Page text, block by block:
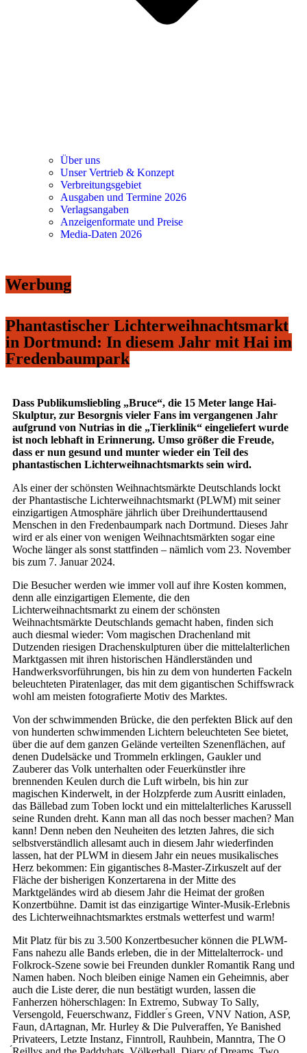
Über uns
Unser Vertrieb & Konzept
Verbreitungsgebiet
Ausgaben und Termine 2026
Verlagsangaben
Anzeigenformate und Preise
Media-Daten 2026
Werbung
Phantastischer Lichterweihnachtsmarkt
in Dortmund: In diesem Jahr mit Hai im
Fredenbaumpark
Dass Publikumsliebling „Bruce“, die 15 Meter lange Hai-
Skulptur, zur Besorgnis vieler Fans im vergangenen Jahr
aufgrund von Nutrias in die „Tierklinik“ eingeliefert wurde
ist noch lebhaft in Erinnerung. Umso größer die Freude,
dass er nun gesund und munter wieder ein Teil des
phantastischen Lichterweihnachtsmarkts sein wird.
Als einer der schönsten Weihnachtsmärkte Deutschlands lockt
der Phantastische Lichterweihnachtsmarkt (PLWM) mit seiner
einzigartigen Atmosphäre jährlich über Dreihunderttausend
Menschen in den Fredenbaumpark nach Dortmund. Dieses Jahr
wird er als einer von wenigen Weihnachtsmärkten sogar eine
Woche länger als sonst stattfinden – nämlich vom 23. November
bis zum 7. Januar 2024.
Die Besucher werden wie immer voll auf ihre Kosten kommen,
denn alle einzigartigen Elemente, die den
Lichterweihnachtsmarkt zu einem der schönsten
Weihnachtsmärkte Deutschlands gemacht haben, finden sich
auch diesmal wieder: Vom magischen Drachenland mit
Dutzenden riesigen Drachenskulpturen über die mittelalterlichen
Marktgassen mit ihren historischen Händlerständen und
Handwerksvorführungen, bis hin zu dem von hunderten Fackeln
beleuchteten Piratenlager, das mit dem gigantischen Schiffswrack
wohl am meisten fotografierte Motiv des Marktes.
Von der schwimmenden Brücke, die den perfekten Blick auf den
von hunderten schwimmenden Lichtern beleuchteten See bietet,
über die auf dem ganzen Gelände verteilten Szenenflächen, auf
denen Dudelsäcke und Trommeln erklingen, Gaukler und
Zauberer das Volk unterhalten oder Feuerkünstler ihre
brennenden Keulen durch die Luft wirbeln, bis hin zur
magischen Kinderwelt, in der Holzpferde zum Ausritt einladen,
das Bällebad zum Toben lockt und ein mittelalterliches Karussell
seine Runden dreht. Kann man all das noch besser machen? Man
kann! Denn neben den Neuheiten des letzten Jahres, die sich
selbstverständlich allesamt auch in diesem Jahr wiederfinden
lassen, hat der PLWM in diesem Jahr ein neues musikalisches
Herz bekommen: Ein gigantisches 8-Master-Zirkuszelt auf der
Fläche der bisherigen Konzertarena in der Mitte des
Marktgeländes wird ab diesem Jahr die Heimat der großen
Konzertbühne. Damit ist das einzigartige Winter-Musik-Erlebnis
des Lichterweihnachtsmarktes erstmals wetterfest und warm!
Mit Platz für bis zu 3.500 Konzertbesucher können die PLWM-
Fans nahezu alle Bands erleben, die in der Mittelalterrock- und
Folkrock-Szene sowie bei Freunden dunkler Romantik Rang und
Namen haben. Noch bleiben einige Namen ein Geheimnis, aber
auch die Liste derer, die nun bestätigt wurden, lassen die
Fanherzen höherschlagen: In Extremo, Subway To Sally,
Versengold, Feuerschwanz, Fiddler ́s Green, VNV Nation, ASP,
Faun, dArtagnan, Mr. Hurley & Die Pulveraffen, Ye Banished
Privateers, Letzte Instanz, Finntroll, Rauhbein, Manntra, The O